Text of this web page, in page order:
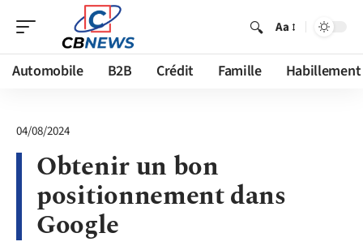
Aa
Automobile B2B Crédit Famille Habillement
04/08/2024
Obtenir un bon
positionnement dans
Google